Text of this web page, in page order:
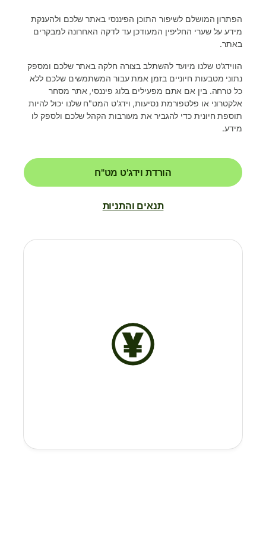
הפתרון המושלם לשיפור התוכן הפיננסי באתר שלכם ולהענקת
מידע על שערי החליפין המעודכן עד לדקה האחרונה למבקרים
באתר.
הווידג'ט שלנו מיועד להשתלב בצורה חלקה באתר שלכם ומספק
נתוני מטבעות חיוניים בזמן אמת עבור המשתמשים שלכם ללא
כל טרחה. בין אם אתם מפעילים בלוג פיננסי, אתר מסחר
אלקטרוני או פלטפורמת נסיעות, וידג'ט המט"ח שלנו יכול להיות
תוספת חיונית כדי להגביר את מעורבות הקהל שלכם ולספק לו
מידע.
הורדת וידג'ט מט"ח
תנאים והתניות